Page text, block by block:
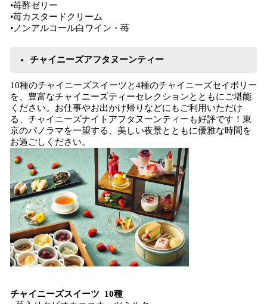
•苺酢ゼリー
•苺カスタードクリーム
•ノンアルコール白ワイン・苺
チャイニーズアフタヌーンティー
10種のチャイニーズスイーツと4種のチャイニーズセイボリー
を、豊富なチャイニーズティーセレクションとともにご堪能
ください。お仕事やお出かけ帰りなどにもご利用いただけ
る、チャイニーズナイトアフタヌーンティーも好評です！東
京のパノラマを一望する、美しい夜景とともに優雅な時間を
お過ごしください。
チャイニーズスイーツ 10種